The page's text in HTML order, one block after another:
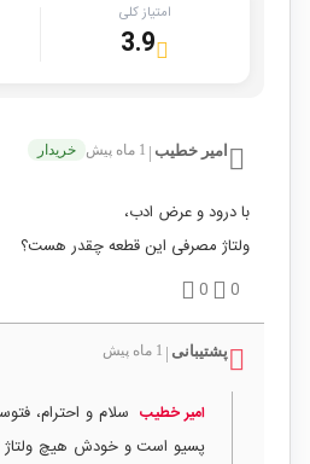
امتیاز کلی
3.9
امیر خطیب 1 ماه پیش خریدار
با درود و عرض ادب،
ولتاژ مصرفی این قطعه چقدر هست؟
0
0
پشتیبانی 1 ماه پیش
امیر خطیب
پسیو است و خودش هیچ ولتاژ